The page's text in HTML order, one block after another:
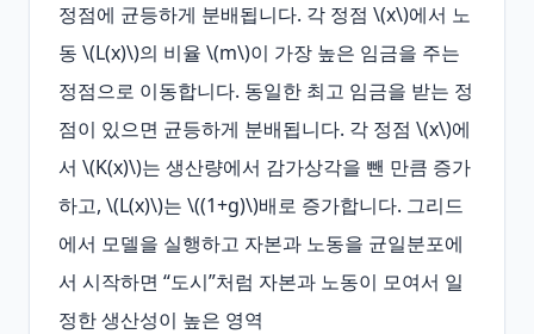
정점에 균등하게 분배됩니다. 각 정점 \(x\)에서 노
동 \(L(x)\)의 비율 \(m\)이 가장 높은 임금을 주는
정점으로 이동합니다. 동일한 최고 임금을 받는 정
점이 있으면 균등하게 분배됩니다. 각 정점 \(x\)에
서 \(K(x)\)는 생산량에서 감가상각을 뺀 만큼 증가
하고, \(L(x)\)는 \((1+g)\)배로 증가합니다. 그리드
에서 모델을 실행하고 자본과 노동을 균일분포에
서 시작하면 “도시”처럼 자본과 노동이 모여서 일
정한 생산성이 높은 영역